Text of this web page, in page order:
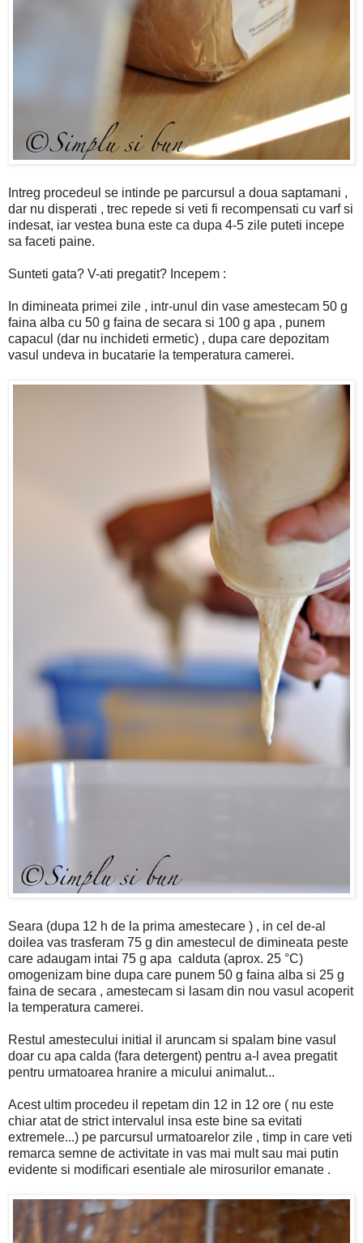
Intreg procedeul se intinde pe parcursul a doua saptamani ,
dar nu disperati , trec repede si veti fi recompensati cu varf si
indesat, iar vestea buna este ca dupa 4-5 zile puteti incepe
sa faceti paine.
Sunteti gata? V-ati pregatit? Incepem :
In dimineata primei zile , intr-unul din vase amestecam 50 g
faina alba cu 50 g faina de secara si 100 g apa , punem
capacul (dar nu inchideti ermetic) , dupa care depozitam
vasul undeva in bucatarie la temperatura camerei.
Seara (dupa 12 h de la prima amestecare ) , in cel de-al
doilea vas trasferam 75 g din amestecul de dimineata peste
care adaugam intai 75 g apa calduta (aprox. 25 °C)
omogenizam bine dupa care punem 50 g faina alba si 25 g
faina de secara , amestecam si lasam din nou vasul acoperit
la temperatura camerei.
Restul amestecului initial il aruncam si spalam bine vasul
doar cu apa calda (fara detergent) pentru a-l avea pregatit
pentru urmatoarea hranire a micului animalut...
Acest ultim procedeu il repetam din 12 in 12 ore ( nu este
chiar atat de strict intervalul insa este bine sa evitati
extremele...) pe parcursul urmatoarelor zile , timp in care veti
remarca semne de activitate in vas mai mult sau mai putin
evidente si modificari esentiale ale mirosurilor emanate .